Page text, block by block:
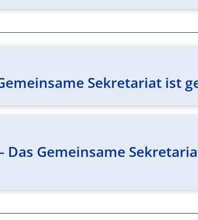
Sekretariat ist
Gemeinsame